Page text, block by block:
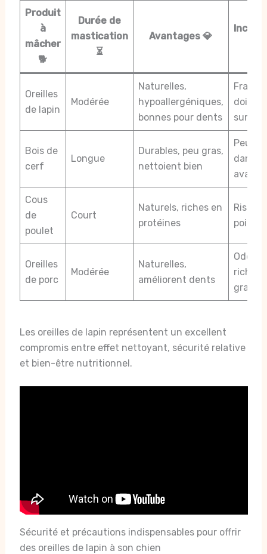
Produit
à
mâcher
🐕
Durée de
mastication
⏳
Avantages 💎
Oreilles
de lapin
Modérée
Naturelles,
hypoallergéniques,
bonnes pour dents
Bois de
cerf
Longue
Durables, peu gras,
nettoient bien
Peu
avalé
Cous
de
poulet
Court
Naturels, riches en
protéines
pointus
Oreilles
de porc
Modérée
Naturelles,
améliorent dents
Odeur
riches
graisse
Les oreilles de lapin représentent un excellent
compromis entre effet nettoyant, sécurité relative
et bien-être nutritionnel.
Sécurité et précautions indispensables pour offrir
des oreilles de lapin à son chien